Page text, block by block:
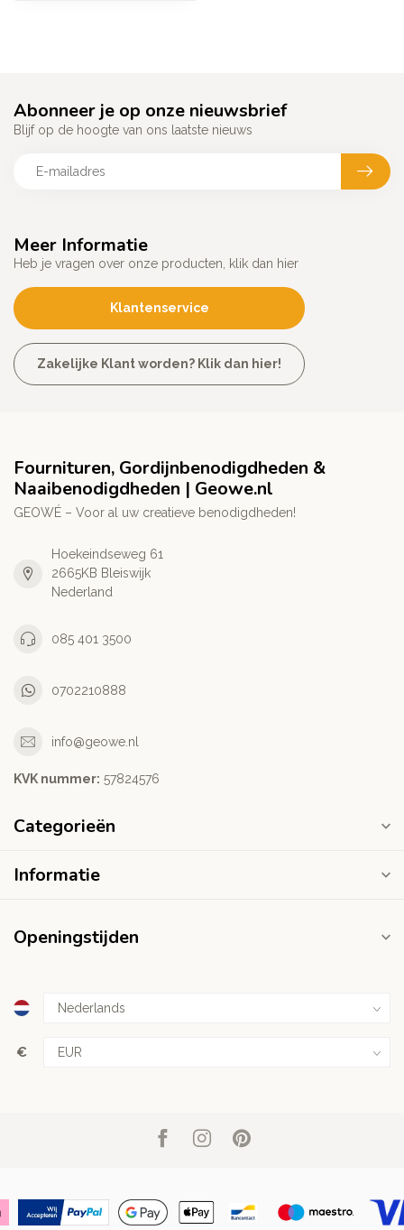
Meer Informatie
Heb je vragen over onze producten, klik dan hier
Klantenservice
Zakelijke Klant worden? Klik dan hier!
Abonneer je op onze nieuwsbrief
Blijf op de hoogte van ons laatste nieuws
Fournituren, Gordijnbenodigdheden &
Naaibenodigdheden | Geowe.nl
GEOWÉ – Voor al uw creatieve benodigdheden!
Hoekeindseweg 61
2665KB Bleiswijk
Nederland
085 401 3500
0702210888
info@geowe.nl
KVK nummer: ‭57824576‬
Categorieën
Informatie
Openingstijden
€